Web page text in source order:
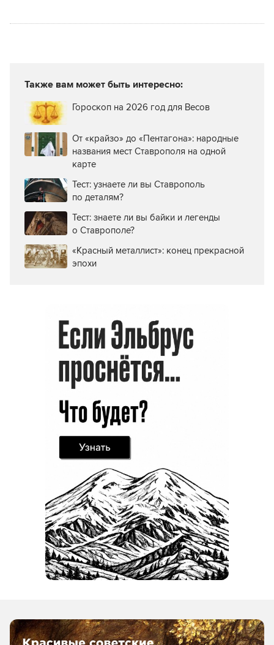
удовольствие
Также вам может быть интересно:
Гороскоп на 2026 год для Весов
От «крайзо» до «Пентагона»: народные
названия мест Ставрополя на одной
карте
Тест: узнаете ли вы Ставрополь
по деталям?
Тест: знаете ли вы байки и легенды
о Ставрополе?
«Красный металлист»: конец прекрасной
эпохи